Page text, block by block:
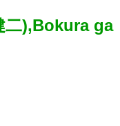
二),Bokura ga